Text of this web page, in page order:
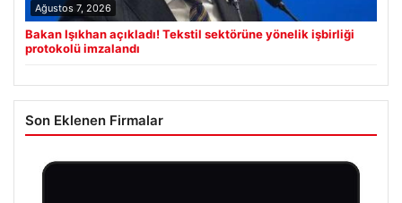
Ağustos 7, 2026
Bakan Işıkhan açıkladı! Tekstil sektörüne yönelik işbirliği
protokolü imzalandı
Son Eklenen Firmalar